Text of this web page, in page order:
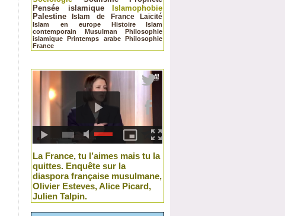
Pensée islamique
Islamophobie
Palestine Islam de France
Laïcité
Islam en europe
Histoire
Islam
contemporain
Musulman
Philosophie
islamique Printemps arabe Philosophie
France
La France, tu l’aimes mais tu la
quittes. Enquête sur la
diaspora française musulmane,
Olivier Esteves, Alice Picard,
Julien Talpin.